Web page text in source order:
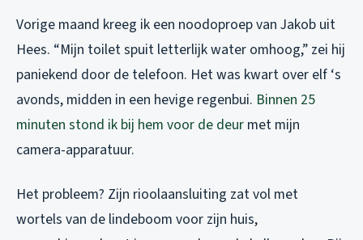
Vorige maand kreeg ik een noodoproep van Jakob uit
Hees. “Mijn toilet spuit letterlijk water omhoog,” zei hij
paniekend door de telefoon. Het was kwart over elf ‘s
avonds, midden in een hevige regenbui. Binnen 25
minuten stond ik bij hem voor de deur met mijn
camera-apparatuur.
Het probleem? Zijn rioolaansluiting zat vol met
wortels van de lindeboom voor zijn huis,